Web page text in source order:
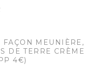
FAÇON MEUNIÈRE,
DE TERRE CRÈME
4€)